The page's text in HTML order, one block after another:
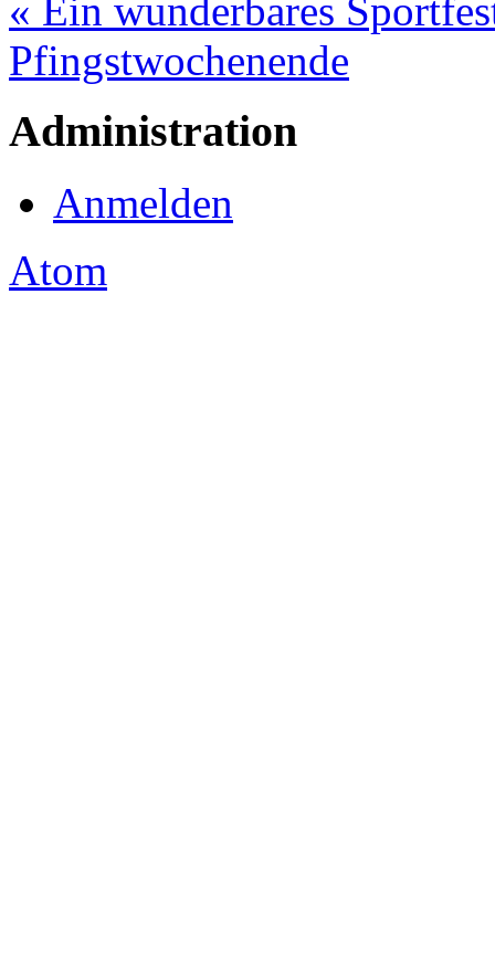
« Ein wunderbares
Pfingstwochenende
Administration
Anmelden
Atom